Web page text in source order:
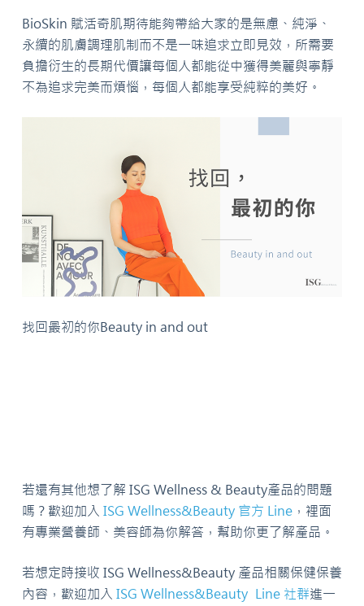
BioSkin 賦活奇肌期待能夠帶給大家的是無慮、純淨、
永續的肌膚調理肌制而不是一味追求立即見效，所需要
負擔衍生的長期代價讓每個人都能從中獲得美麗與寧靜
不為追求完美而煩惱，每個人都能享受純粹的美好。
找回最初的你Beauty in and out
若還有其他想了解 ISG Wellness & Beauty產品的問題
嗎？歡迎加入 ISG Wellness&Beauty 官方 Line，裡面
有專業營養師、美容師為你解答，幫助你更了解產品。
若想定時接收 ISG Wellness&Beauty 產品相關保健保養
內容，歡迎加入 ISG Wellness&Beauty Line 社群進一